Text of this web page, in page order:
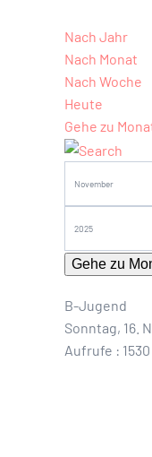
Nach Jahr
Nach Monat
Nach Woche
Heute
Gehe zu
Gehe zu
B-Jugend
Sonntag, 16.
Aufrufe : 1530